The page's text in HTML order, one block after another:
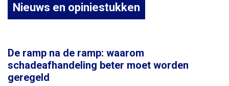
Nieuws en opiniestukken
De ramp na de ramp: waarom
schadeafhandeling beter moet worden
geregeld